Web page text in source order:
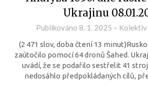
Ukrajinu
Publikováno 8. 1. 2025 – Kolektiv
(2 471 slov, doba čtení 13
zaútočilo pomocí 64 dronů Šahed.
uvádí, že se podařilo sestřelit 41
nedosáhlo předpokládaných cílů,